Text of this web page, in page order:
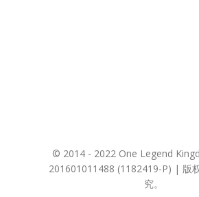
© 2014 - 2022 One Legend
201601011488 (1182419-P) | 版
究。